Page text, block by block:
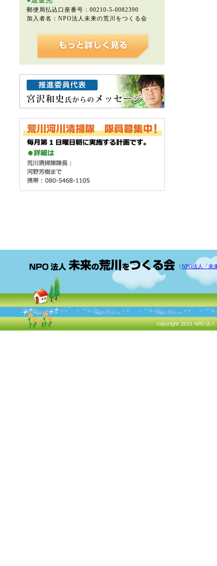
郵便局払込口座番号：00210-5-0082390
加入者名：NPO法人未来の荒川をつくる会
| NPO法人「未